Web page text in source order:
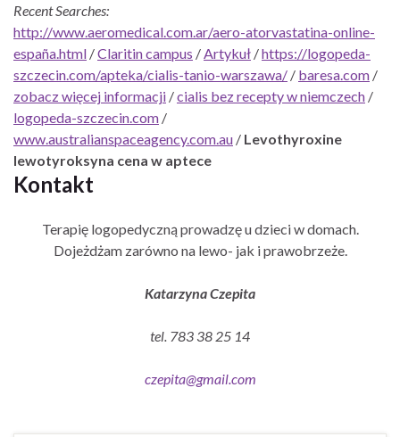
Recent Searches:
http://www.aeromedical.com.ar/aero-atorvastatina-online-
españa.html /Claritin campus / Artykuł /https://logopeda-
szczecin.com/apteka/cialis-tanio-warszawa/ / baresa.com /
zobacz więcej informacji /cialis bez recepty w niemczech /
logopeda-szczecin.com /
www.australianspaceagency.com.au / Levothyroxine
lewotyroksyna cena w aptece
Kontakt
Terapię logopedyczną prowadzę u dzieci w domach.
Dojeżdżam zarówno na lewo- jak i prawobrzeże.
Katarzyna Czepita
tel. 783 38 25 14
czepita@gmail.com